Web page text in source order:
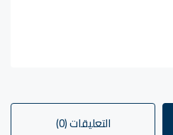
التعليقات (0)